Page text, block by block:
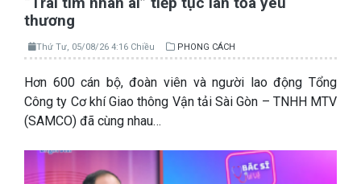
thương
Thứ Tư, 05/08/26 4:16 Chiều PHONG CÁCH
Hơn 600 cán bộ, đoàn viên và người lao động Tổng
Công ty Cơ khí Giao thông Vận tải Sài Gòn – TNHH MTV
(SAMCO) đã cùng nhau…